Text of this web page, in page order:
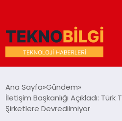
DÜNYA
Ana Sayfa Gündem
İletişim Başkanlığı Açıkladı:
Şirketlere Devredilmiyor